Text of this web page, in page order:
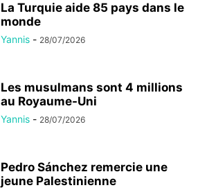
La Turquie aide 85 pays dans le
monde
Yannis - 28/07/2026
Les musulmans sont 4 millions
au Royaume-Uni
Yannis - 28/07/2026
Pedro Sánchez remercie une
jeune Palestinienne